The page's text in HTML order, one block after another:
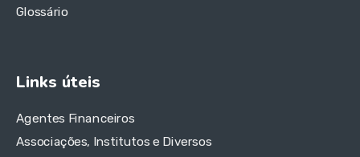
Glossário
Links úteis
Agentes Financeiros
Associações, Institutos e Diversos